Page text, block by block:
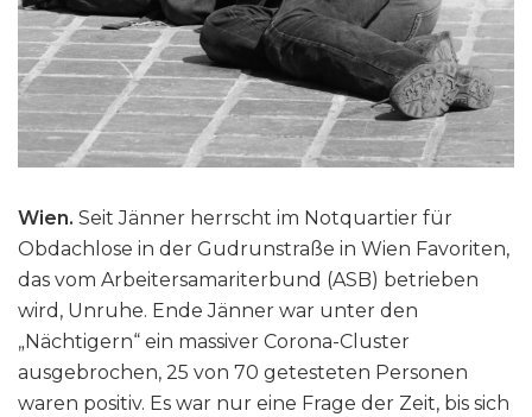
Wien. Seit Jänner herrscht im Notquartier für
Obdachlose in der Gudrunstraße in Wien Favoriten,
das vom Arbeitersamariterbund (ASB) betrieben
wird, Unruhe. Ende Jänner war unter den
„Nächtigern“ ein massiver Corona-Cluster
ausgebrochen, 25 von 70 getesteten Personen
waren positiv. Es war nur eine Frage der Zeit, bis sich